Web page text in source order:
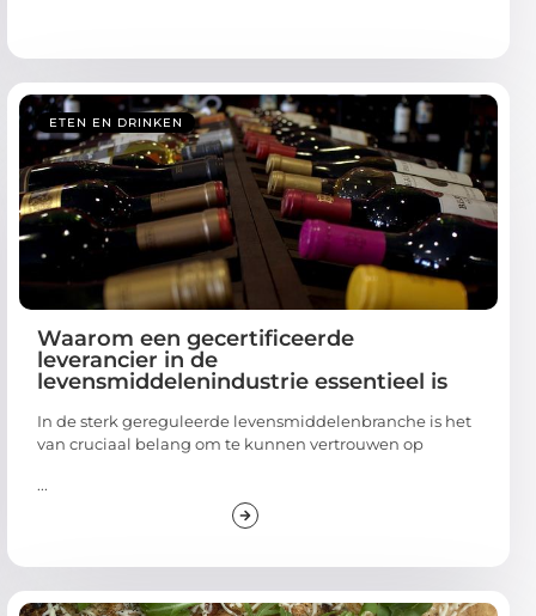
ETEN EN DRINKEN
Waarom een gecertificeerde
leverancier in de
levensmiddelenindustrie essentieel is
In de sterk gereguleerde levensmiddelenbranche is het
van cruciaal belang om te kunnen vertrouwen op
...